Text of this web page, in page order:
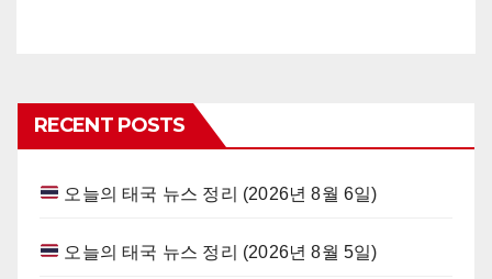
RECENT POSTS
오늘의 태국 뉴스 정리 (2026년 8월 6일)
오늘의 태국 뉴스 정리 (2026년 8월 5일)